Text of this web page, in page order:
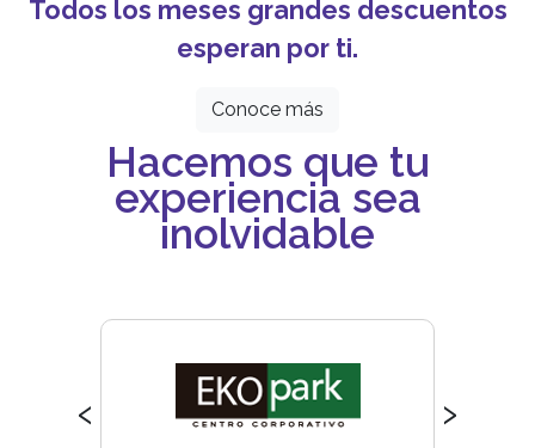
Todos los meses grandes descuentos
esperan por ti.
Conoce más
Hacemos que tu
experiencia sea
inolvidable
‹ ›